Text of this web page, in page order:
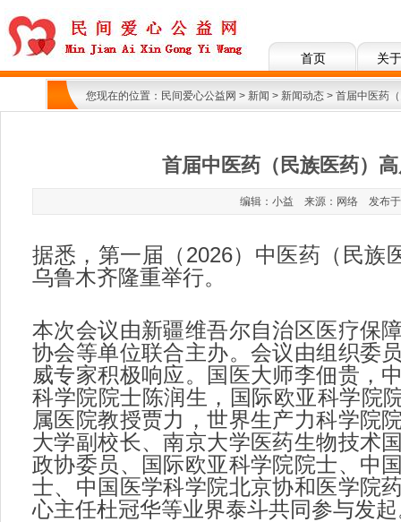
首页 关
您现在的位置： 民间爱心公益网 > 新闻 > 新闻动态 > 首届中医药
首届中医药（民族医药）
编辑：小益 来源：网络 发布
据悉，第一届（2026）中医药（民族
乌鲁木齐隆重举行。
本次会议由新疆维吾尔自治区医疗保
协会等单位联合主办。会议由组织委
威专家积极响应。国医大师李佃贵，
科学院院士陈润生，国际欧亚科学院
属医院教授贾力，世界生产力科学院
大学副校长、南京大学医药生物技术
政协委员、国际欧亚科学院院士、中
士、中国医学科学院北京协和医学院
心主任杜冠华等业界泰斗共同参与发